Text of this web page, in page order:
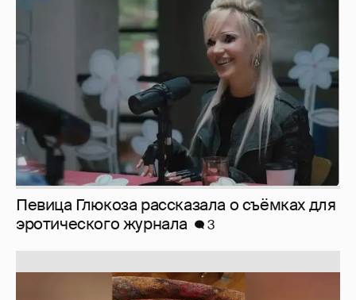
Певица Глюкоза рассказала о съёмках для
эротического журнала
3